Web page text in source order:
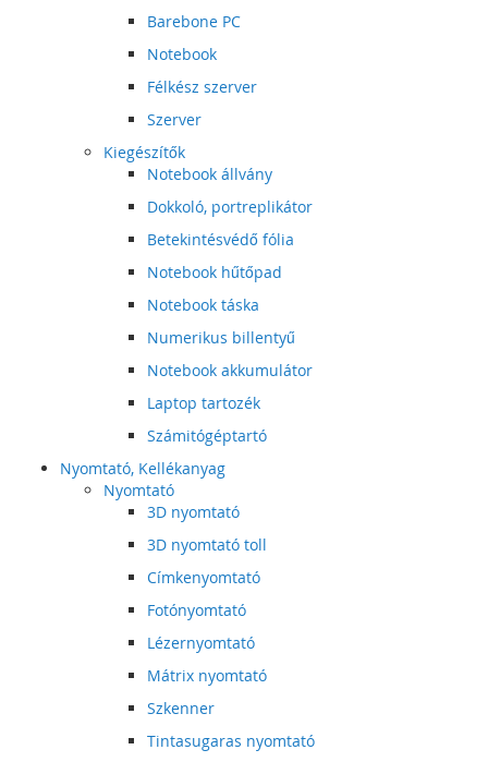
Barebone PC
Notebook
Félkész szerver
Szerver
Kiegészítők
Notebook állvány
Dokkoló, portreplikátor
Betekintésvédő fólia
Notebook hűtőpad
Notebook táska
Numerikus billentyű
Notebook akkumulátor
Laptop tartozék
Számitógéptartó
Nyomtató, Kellékanyag
Nyomtató
3D nyomtató
3D nyomtató toll
Címkenyomtató
Fotónyomtató
Lézernyomtató
Mátrix nyomtató
Szkenner
Tintasugaras nyomtató